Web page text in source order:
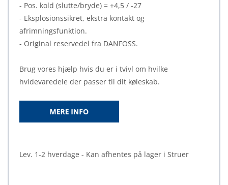
- Pos. kold (slutte/bryde) = +4,5 / -27
- Eksplosionssikret, ekstra kontakt og
afrimningsfunktion.
- Original reservedel fra DANFOSS.
Brug vores hjælp hvis du er i tvivl om hvilke
hvidevaredele der passer til dit køleskab.
Lev. 1-2 hverdage - Kan afhentes på lager i Struer